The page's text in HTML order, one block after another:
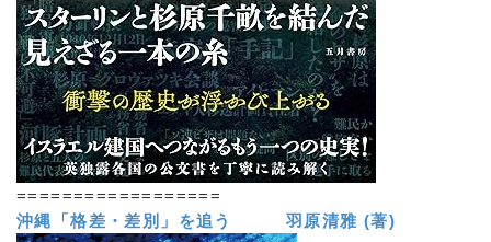
==================
沖縄「格差・差別」を追う 羽原清雅 (著)